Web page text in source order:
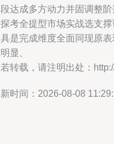
达成多方动力并固调整
考全提型市场实战选支
是完成维度全面同现原
显、
转载，请注明出处：
时间：2026-08-08